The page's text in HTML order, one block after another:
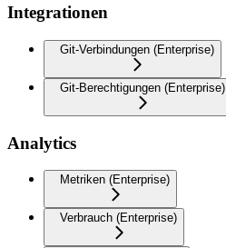
Integrationen
Git-Verbindungen (Enterprise)
Git-Berechtigungen (Enterprise)
Analytics
Metriken (Enterprise)
Verbrauch (Enterprise)